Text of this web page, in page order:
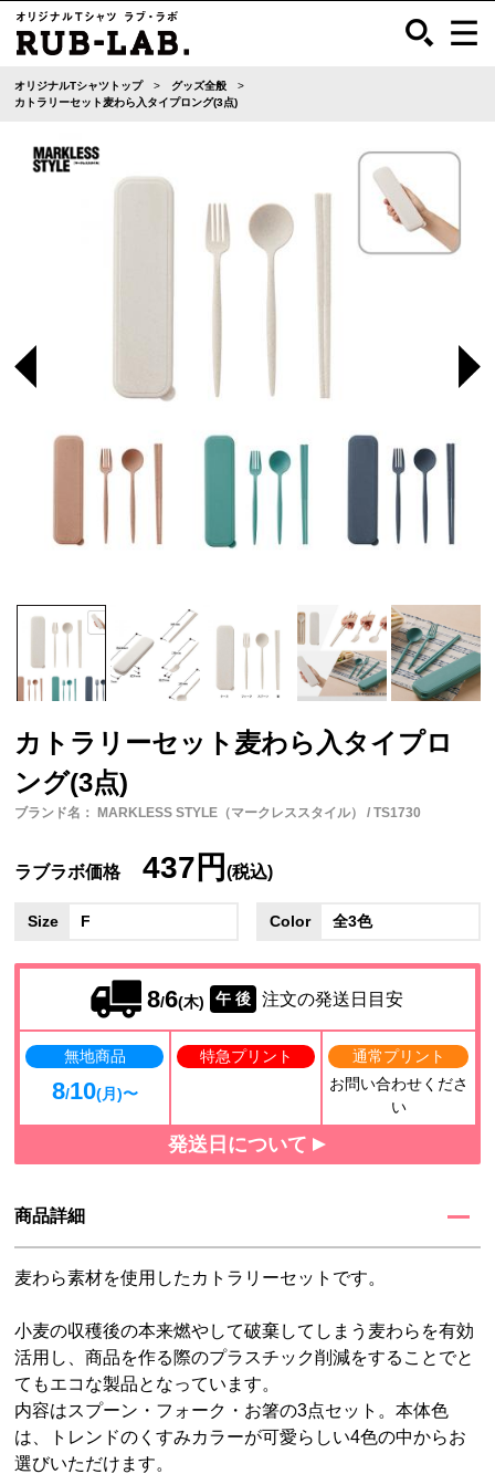
オリジナルTシャツトップ
グッズ全般
カトラリーセット麦わら入タイプロング(3点)
カトラリーセット麦わら入タイプロ
ング(3点)
ブランド名： MARKLESS STYLE（マークレススタイル） / TS1730
ラブラボ価格 437円(税込)
Size F Color 全3色
8/6(木) 午 後 注文の発送日目安
無地商品
8/10(月)〜
特急プリント
通常プリント
お問い合わせくださ
い
発送日について
商品詳細
麦わら素材を使用したカトラリーセットです。
小麦の収穫後の本来燃やして破棄してしまう麦わらを有効
活用し、商品を作る際のプラスチック削減をすることでと
てもエコな製品となっています。
内容はスプーン・フォーク・お箸の3点セット。本体色
は、トレンドのくすみカラーが可愛らしい4色の中からお
選びいただけます。